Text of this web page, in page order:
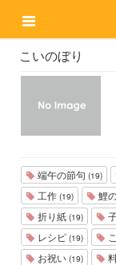
こいのぼり
端午の節句 (19)
工作 (19) 鯉
折り紙 (19)
レシピ (19)
お祝い (19)